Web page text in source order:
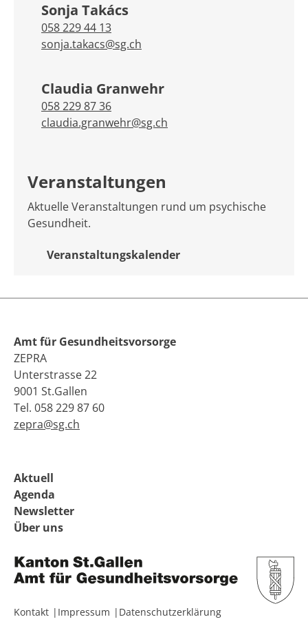
Sonja Takács
058 229 44 13
sonja.takacs@sg.ch
Claudia Granwehr
058 229 87 36
claudia.granwehr@sg.ch
Veranstaltungen
Aktuelle Veranstaltungen rund um psychische
Gesundheit.
Veranstaltungskalender
Amt für Gesundheitsvorsorge
ZEPRA
Unterstrasse 22
9001 St.Gallen
Tel. 058 229 87 60
zepra@sg.ch
Aktuell
Agenda
Newsletter
Über uns
Kontakt Impressum Datenschutzerklärung